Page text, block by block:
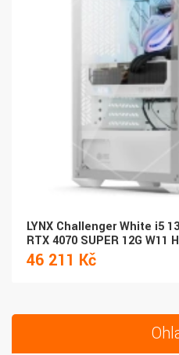
LYNX Challenger White i5
RTX 4070 SUPER 12G W11
46 211 Kč